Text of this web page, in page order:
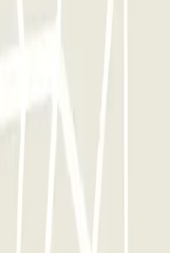
- Châteaudun